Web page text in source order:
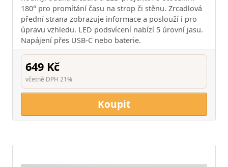
180° pro promítání času na strop či stěnu. Zrcadlová
přední strana zobrazuje informace a poslouží i pro
úpravu vzhledu. LED podsvícení nabízí 5 úrovní jasu.
Napájení přes USB-C nebo baterie.
649 Kč
včetně DPH 21%
Koupit